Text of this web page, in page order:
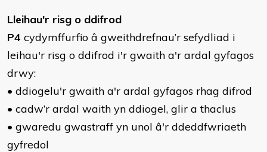
Lleihau'r risg o ddifrod
P4 cydymffurfio â gweithdrefnau’r sefydliad i
leihau'r risg o ddifrod i'r gwaith a'r ardal gyfagos
drwy:
• ddiogelu'r gwaith a'r ardal gyfagos rhag difrod
• cadw’r ardal waith yn ddiogel, glir a thaclus
• gwaredu gwastraff yn unol â'r ddeddfwriaeth
gyfredol